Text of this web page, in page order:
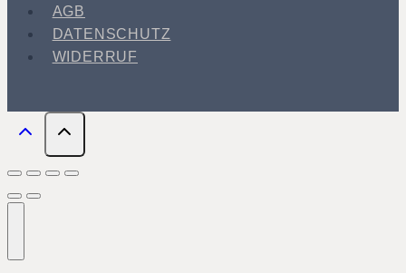
AGB
DATENSCHUTZ
WIDERRUF